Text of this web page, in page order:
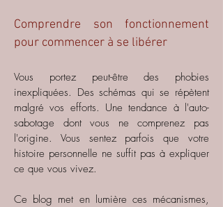
Comprendre son fonctionnement
pour commencer à se libérer
Vous portez peut-être des phobies
inexpliquées. Des schémas qui se répètent
malgré vos efforts. Une tendance à l'auto-
sabotage dont vous ne comprenez pas
l'origine. Vous sentez parfois que votre
histoire personnelle ne suffit pas à expliquer
ce que vous vivez.
Ce blog met en lumière ces mécanismes,